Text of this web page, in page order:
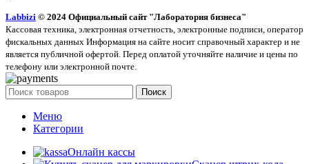
Labbizi © 2024 Официальный сайт "Лаборатория бизнеса"
Кассовая техника, электронная отчетность, электронные подписи, оператор
фискальных данных Информация на сайте носит справочный характер и не
является публичной офертой. Перед оплатой уточняйте наличие и цены по
телефону или электронной почте.
Поиск
Меню
Категории
Онлайн кассы